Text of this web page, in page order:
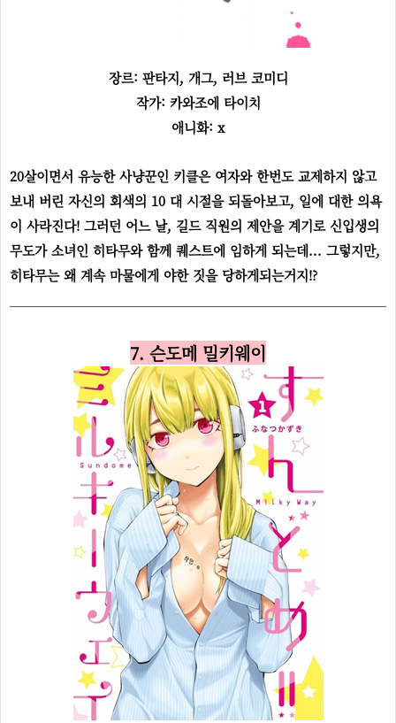
장르: 판타지, 개그, 러브 코미디
작가: 카와조에 타이치
애니화: x
20살이면서 유능한 사냥꾼인 키클은 여자와 한번도 교제하지 않고
보내 버린 자신의 회색의 10 대 시절을 되돌아보고, 일에 대한 의욕
이 사라진다! 그러던 어느 날, 길드 직원의 제안을 계기로 신입생의
무도가 소녀인 히타무와 함께 퀘스트에 임하게 되는데... 그렇지만,
히타무는 왜 계속 마물에게 야한 짓을 당하게되는거지!?
7. 슨도메 밀키웨이